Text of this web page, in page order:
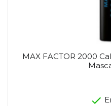
MAX FACTOR 2000